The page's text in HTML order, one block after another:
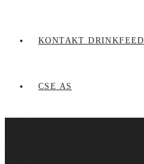
KONTAKT DRINKFEED
CSE AS